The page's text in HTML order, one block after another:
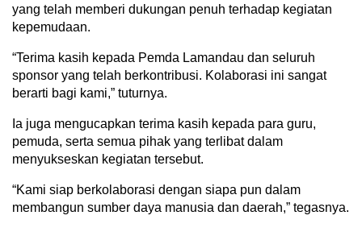
yang telah memberi dukungan penuh terhadap kegiatan
kepemudaan.
“Terima kasih kepada Pemda Lamandau dan seluruh
sponsor yang telah berkontribusi. Kolaborasi ini sangat
berarti bagi kami,” tuturnya.
Ia juga mengucapkan terima kasih kepada para guru,
pemuda, serta semua pihak yang terlibat dalam
menyukseskan kegiatan tersebut.
“Kami siap berkolaborasi dengan siapa pun dalam
membangun sumber daya manusia dan daerah,” tegasnya.